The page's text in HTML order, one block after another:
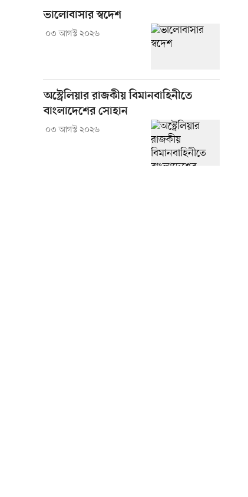
ভালোবাসার স্বদেশ
০৩ আগস্ট ২০২৬
অস্ট্রেলিয়ার রাজকীয় বিমানবাহিনীতে
বাংলাদেশের সোহান
০৩ আগস্ট ২০২৬